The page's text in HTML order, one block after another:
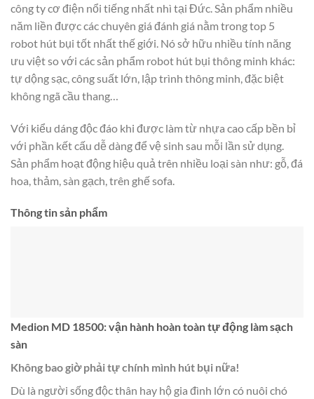
công ty cơ điện nổi tiếng nhất nhì tại Đức. Sản phẩm nhiều
năm liền được các chuyên giá đánh giá nằm trong top 5
robot hút bụi tốt nhất thế giới. Nó sở hữu nhiều tính năng
ưu việt so với các sản phẩm robot hút bụi thông minh khác:
tự dộng sạc, công suất lớn, lập trình thông minh, đặc biệt
không ngã cầu thang…
Với kiểu dáng độc đáo khi được làm từ nhựa cao cấp bền bỉ
với phần kết cấu dễ dàng để vệ sinh sau mỗi lần sử dụng.
Sản phẩm hoạt động hiệu quả trên nhiều loại sàn như: gỗ, đá
hoa, thảm, sàn gạch, trên ghế sofa.
Thông tin sản phẩm
Medion MD 18500: vận hành hoàn toàn tự động làm sạch
sàn
Không bao giờ phải tự chính mình hút bụi nữa!
Dù là người sống độc thân hay hộ gia đình lớn có nuôi chó